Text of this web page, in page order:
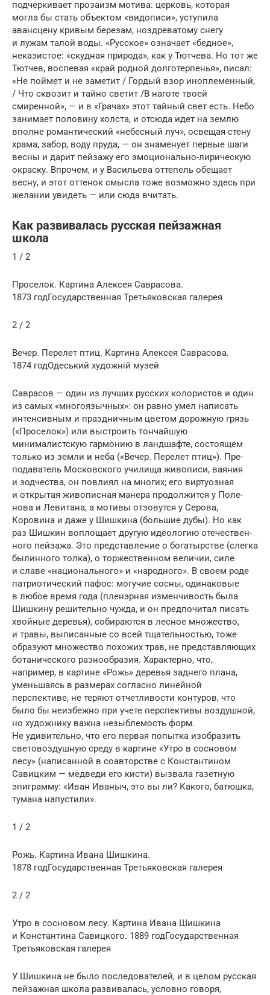
подчеркивает прозаизм мотива: церковь, которая
могла бы стать объектом «видописи», уступила
авансцену кривым березам, ноздрева­тому снегу
и лужам талой воды. «Русское» означает «бедное»,
неказистое: «скудная природа», как у Тютчева. Но тот же
Тютчев, воспевая «край родной долготер­пенья», писал:
«Не поймет и не заметит / Гордый взор иноплеменный,
/ Что сквозит и тайно светит /В наготе твоей
смиренной», — и в «Грачах» этот тайный свет есть. Небо
занимает половину холста, и отсюда идет на землю
вполне романтический «небесный луч», освещая стену
храма, забор, воду пруда, — он знаменует первые шаги
весны и дарит пейзажу его эмоционально-лирическую
окраску. Впрочем, и у Васильева оттепель обещает
весну, и этот оттенок смысла тоже возможно здесь при
желании увидеть — или сюда вчитать.
Как развивалась русская пейзажная
школа
1 / 2
Проселок. Картина Алексея Саврасова.
1873 годГосударственная Третьяковская галерея
2 / 2
Вечер. Перелет птиц. Картина Алексея Саврасова.
1874 годОдеський художній музей
Саврасов — один из лучших русских колористов и один
из самых «многоязыч­ных»: он равно умел написать
интенсивным и праздничным цветом дорожную грязь
(«Проселок») или выстроить тончайшую
минималистскую гармонию в ланд­шафте, состоящем
только из земли и неба («Вечер. Перелет птиц»). Пре­
пода­ватель Московского училища живописи, ваяния
и зодчества, он повлиял на многих; его виртуозная
и открытая живописная манера продол­жится у По­ле­
нова и Левитана, а мотивы отзовутся у Серова,
Коровина и даже у Шишкина (большие дубы). Но как
раз Шишкин воплощает другую идеоло­гию отече­ст­вен­
ного пейзажа. Это представление о богатырстве (слегка
былин­ного толка), о торжественном величии, силе
и славе «национального» и «народного». В своем роде
патриоти­ческий пафос: могучие сосны, одинако­вые
в любое время года (пленэрная изменчивость была
Шишкину решительно чужда, и он предпочитал писать
хвойные деревья), собираются в лесное множество,
и травы, выписанные со всей тщательностью, тоже
образуют множество похожих трав, не представ­ляю­щих
ботанического разнообразия. Характерно, что,
например, в картине «Рожь» деревья заднего плана,
умень­шаясь в разме­рах согласно линейной
перспективе, не теряют отчетливости контуров, что
было бы неизбежно при учете перспективы воздушной,
но художнику важна незыблемость форм.
Не удивительно, что его первая попытка изобразить
световоздушную среду в картине «Утро в сосновом
лесу» (написанной в соав­торстве с Константином
Савицким — медведи его кисти) вызвала газетную
эпиграмму: «Иван Иваныч, это вы ли? Какого, батюшка,
тумана напустили».
1 / 2
Рожь. Картина Ивана Шишкина.
1878 годГосударственная Третьяковская галерея
2 / 2
Утро в сосновом лесу. Картина Ивана Шишкина
и Константина Савицкого. 1889 годГосударственная
Третьяковская галерея
У Шишкина не было последователей, и в целом русская
пейзажная школа разви­валась, условно говоря,